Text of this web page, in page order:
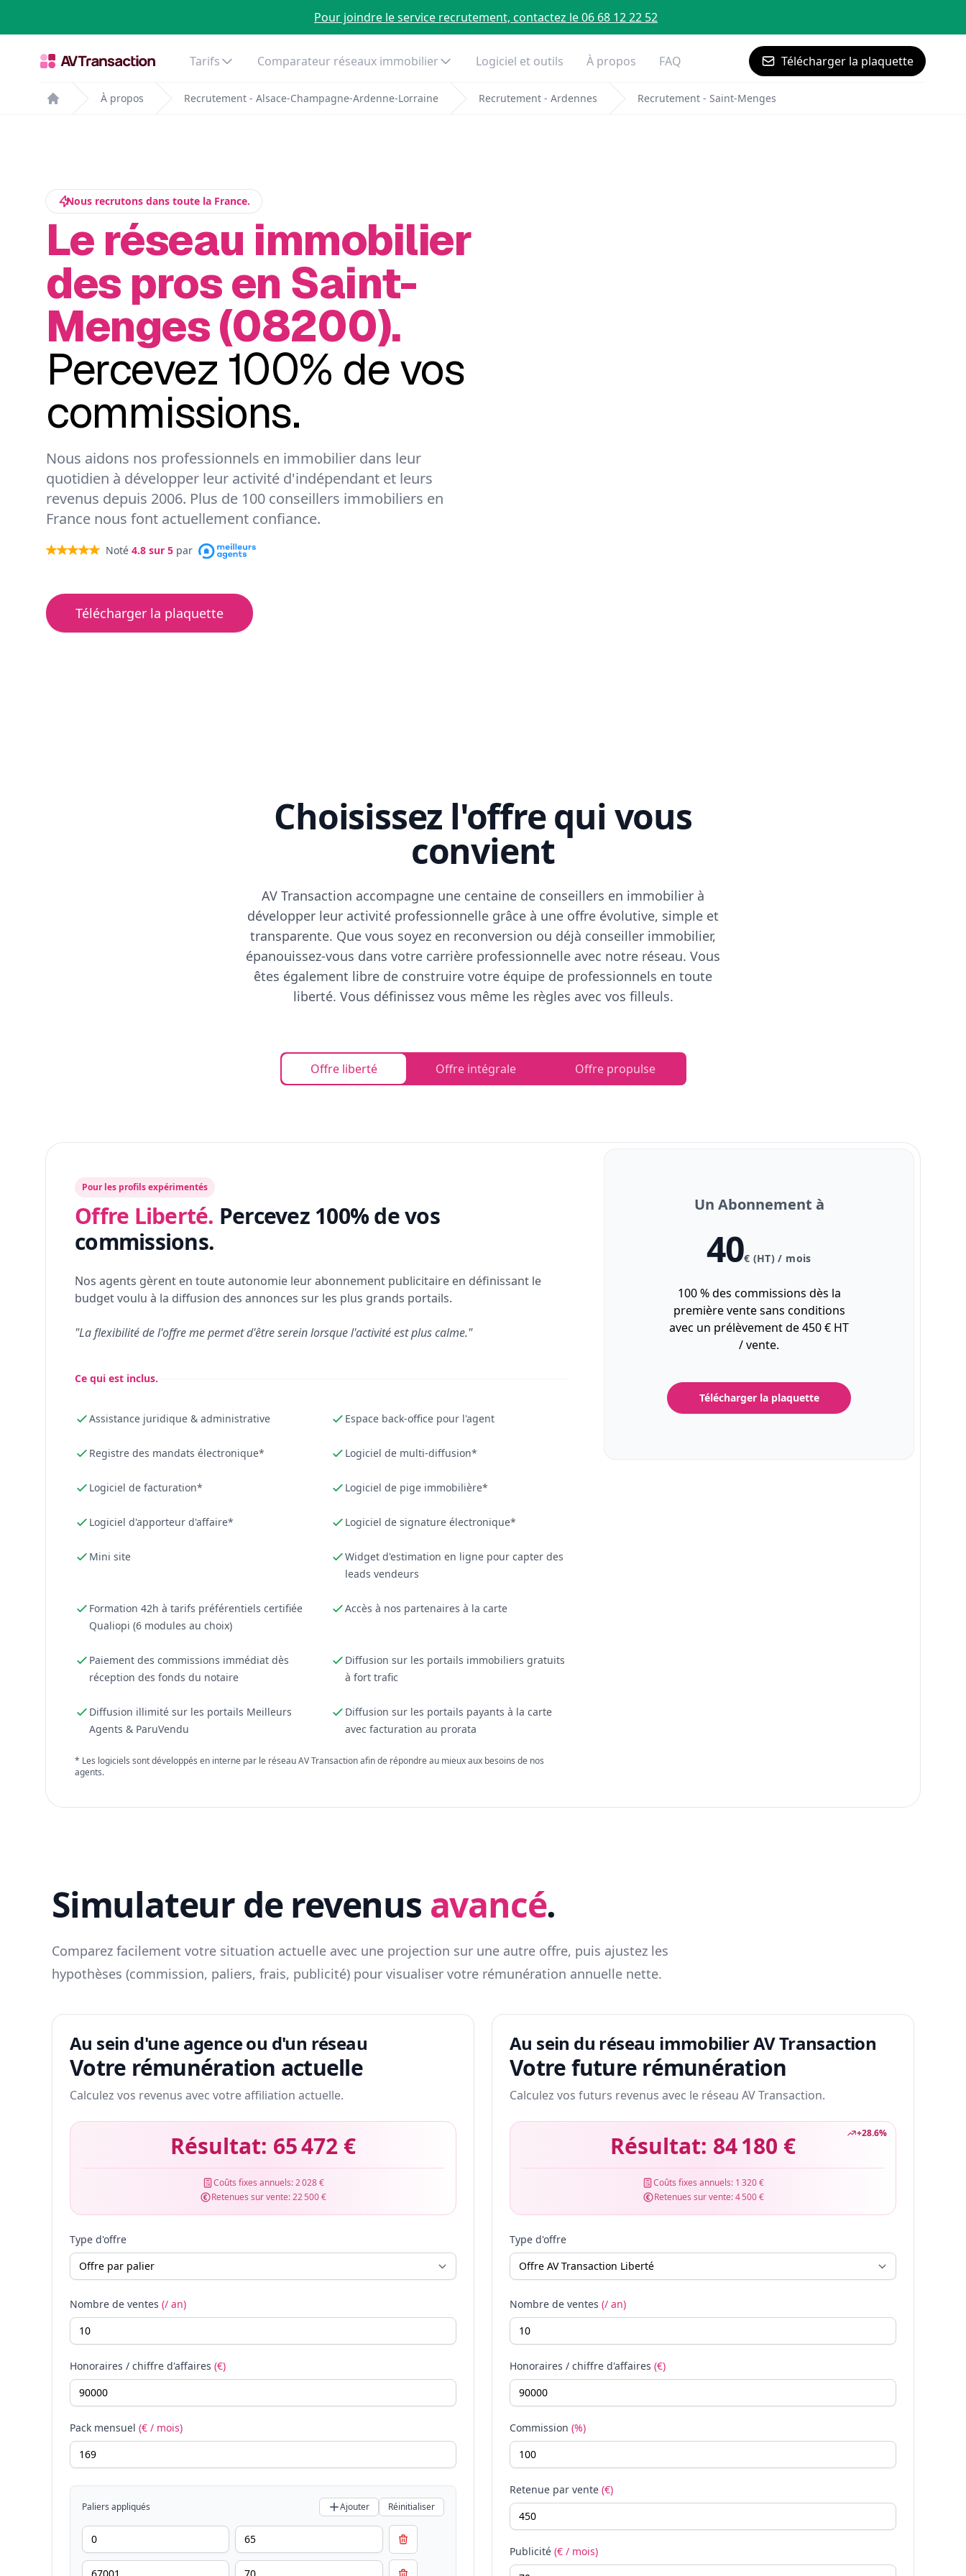
Pour joindre le service recrutement, contactez le 06 68 12 22 52
Tarifs Comparateur réseaux immobilier Logiciel et outils À propos FAQ Télécharger la plaquette
Home
À propos Recrutement - Alsace-Champagne-Ardenne-Lorraine Recrutement - Ardennes Recrutement - Saint-Menges
Nous recrutons dans toute la France.
Le réseau immobilier
des pros en Saint-
Menges (08200).
Percevez 100% de vos
commissions.
Nous aidons nos professionnels en immobilier dans leur
quotidien à développer leur activité d'indépendant et leurs
revenus depuis 2006. Plus de 100 conseillers immobiliers en
France nous font actuellement confiance.
Noté 4.8 sur 5 par
Télécharger la plaquette
Choisissez l'offre qui vous
convient
AV Transaction accompagne une centaine de conseillers en immobilier à
développer leur activité professionnelle grâce à une offre évolutive, simple et
transparente. Que vous soyez en reconversion ou déjà conseiller immobilier,
épanouissez-vous dans votre carrière professionnelle avec notre réseau. Vous
êtes également libre de construire votre équipe de professionnels en toute
liberté. Vous définissez vous même les règles avec vos filleuls.
Offre liberté Offre intégrale Offre propulse
Pour les profils expérimentés
Offre Liberté. Percevez 100% de vos
commissions.
Nos agents gèrent en toute autonomie leur abonnement publicitaire en définissant le
budget voulu à la diffusion des annonces sur les plus grands portails.
"La flexibilité de l'offre me permet d'être serein lorsque l'activité est plus calme."
Ce qui est inclus.
Assistance juridique & administrative Espace back-office pour l'agent
Registre des mandats électronique* Logiciel de multi-diffusion*
Logiciel de facturation* Logiciel de pige immobilière*
Logiciel d'apporteur d'affaire* Logiciel de signature électronique*
Mini site
Widget d'estimation en ligne pour capter des
leads vendeurs
Formation 42h à tarifs préférentiels certifiée
Qualiopi (6 modules au choix)
Accès à nos partenaires à la carte
Paiement des commissions immédiat dès
réception des fonds du notaire
Diffusion sur les portails immobiliers gratuits
à fort trafic
Diffusion illimité sur les portails Meilleurs
Agents & ParuVendu
Diffusion sur les portails payants à la carte
avec facturation au prorata
* Les logiciels sont développés en interne par le réseau AV Transaction afin de répondre au mieux aux besoins de nos
agents.
Un Abonnement à
40€ (HT) / mois
100 % des commissions dès la
première vente sans conditions
avec un prélèvement de 450 € HT
/ vente.
Télécharger la plaquette
Simulateur de revenus avancé.
Comparez facilement votre situation actuelle avec une projection sur une autre offre, puis ajustez les
hypothèses (commission, paliers, frais, publicité) pour visualiser votre rémunération annuelle nette.
Au sein d'une agence ou d'un réseau
Votre rémunération actuelle
Calculez vos revenus avec votre affiliation actuelle.
Résultat: 65 472 €
Coûts fixes annuels:2 028 €
Retenues sur vente:22 500 €
Type d'offre
Nombre de ventes (/ an)
Honoraires / chiffre d'affaires (€)
Pack mensuel (€ / mois)
Paliers appliqués Ajouter Réinitialiser
Au sein du réseau immobilier AV Transaction
Votre future rémunération
Calculez vos futurs revenus avec le réseau AV Transaction.
+28.6%
Résultat: 84 180 €
Coûts fixes annuels: 1 320 €
Retenues sur vente:4 500 €
Type d'offre
Nombre de ventes (/ an)
Honoraires / chiffre d'affaires (€)
Commission (%)
Retenue par vente (€)
Publicité (€ / mois)